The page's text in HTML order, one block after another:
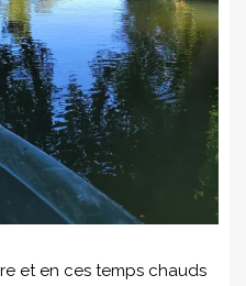
et en ces temps chauds